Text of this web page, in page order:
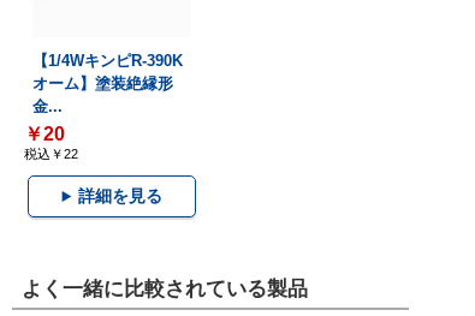
【1/4WキンピR-390K
オーム】塗装絶縁形
金...
￥20
税込￥22
詳細を見る
よく一緒に比較されている製品